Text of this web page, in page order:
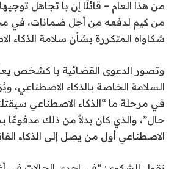
من هذا العام – قائلًا إن با تجاهل
من كيم لدفعه من أجل ضمانات، في
شكاواه المتكررة بشأن سلامة الذكاء
وتصور الدعوى القضائية با كشخص
السلامة الخاصة بالذكاء الاصطناعي،
في مرحلة ما “الذكاء الاصطناعي
حال”، والذي كان بدلاً من ذلك مدفوعًا
الاصطناعي أول من يصل إلى الذكاء